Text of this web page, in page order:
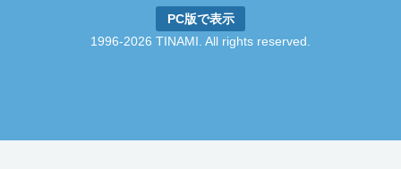
PC版で表示
1996-2026 TINAMI. All rights reserved.